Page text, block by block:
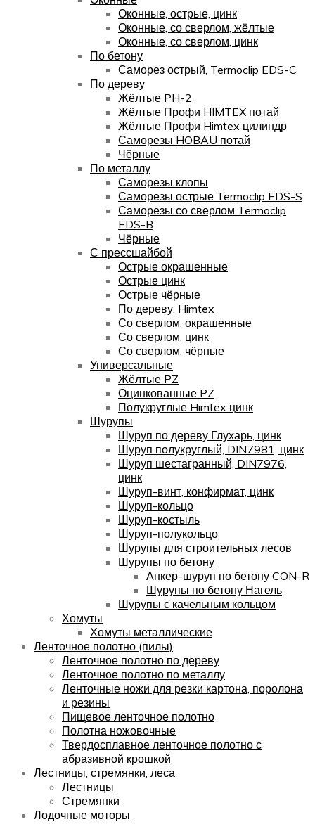
Оконные, острые, цинк
Оконные, со сверлом, жёлтые
Оконные, со сверлом, цинк
По бетону
Саморез острый, Termoclip EDS-C
По дереву
Жёлтые PH-2
Жёлтые Профи HIMTEX потай
Жёлтые Профи Himtex цилиндр
Саморезы HOBAU потай
Чёрные
По металлу
Саморезы клопы
Саморезы острые Termoclip EDS-S
Саморезы со сверлом Termoclip
EDS-B
Чёрные
С прессшайбой
Острые окрашенные
Острые цинк
Острые чёрные
По дереву, Himtex
Со сверлом, окрашенные
Со сверлом, цинк
Со сверлом, чёрные
Универсальные
Жёлтые PZ
Оцинкованные PZ
Полукруглые Himtex цинк
Шурупы
Шуруп по дереву Глухарь, цинк
Шуруп полукруглый, DIN7981, цинк
Шуруп шестагранный, DIN7976,
цинк
Шуруп-винт, конфирмат, цинк
Шуруп-кольцо
Шуруп-костыль
Шуруп-полукольцо
Шурупы для строительных лесов
Шурупы по бетону
Анкер-шуруп по бетону CON-R
Шурупы по бетону Нагель
Шурупы с качельным кольцом
Хомуты
Хомуты металлические
Ленточное полотно (пилы)
Ленточное полотно по дереву
Ленточное полотно по металлу
Ленточные ножи для резки картона, поролона
и резины
Пищевое ленточное полотно
Полотна ножовочные
Твердосплавное ленточное полотно с
абразивной крошкой
Лестницы, стремянки, леса
Лестницы
Стремянки
Лодочные моторы